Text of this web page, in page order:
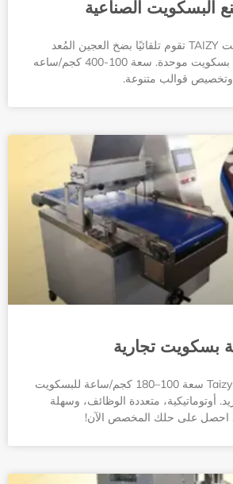
البسكويت الصناعية
آلة صنع البسكويت TAIZY تقوم تلقائيًا بضخ العجين المُعد
وتشكيله إلى قوالب بسكويت موحدة. سعة 100-400 كجم/ساعه
وتخصيص قوالب متنوعة.
بسكويت تجارية
تقدم آلة البسكويت Taizy سعة 100–180 كجم/ساعة للبسكويت
أوتوماتيكية، متعددة الوظائف، وسهلة
احصل على حلك المخصص الآن!